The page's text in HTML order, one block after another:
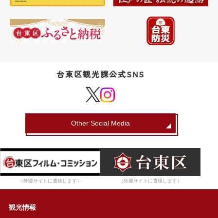
台東区観光課公式SNS
Other Social Media
（外部サイトに遷移します） （外部サイトに遷移します）
観光情報